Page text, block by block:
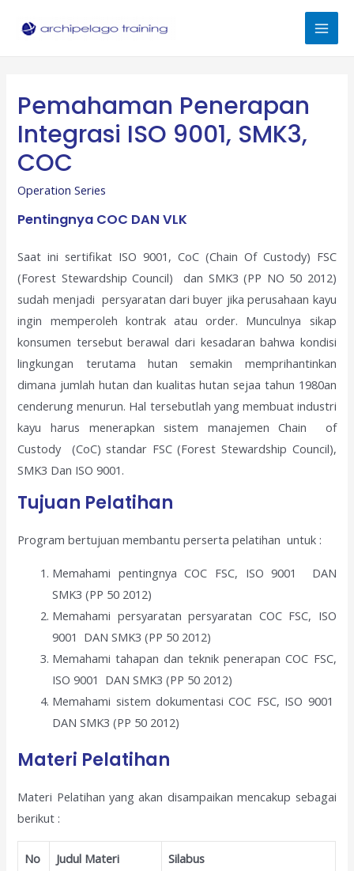
Pemahaman Penerapan
Integrasi ISO 9001, SMK3,
COC
Operation Series
Pentingnya COC DAN VLK
Saat ini sertifikat ISO 9001, CoC (Chain Of Custody) FSC
(Forest Stewardship Council) dan SMK3 (PP NO 50 2012)
sudah menjadi persyaratan dari buyer jika perusahaan kayu
ingin memperoleh kontrak atau order. Munculnya sikap
konsumen tersebut berawal dari kesadaran bahwa kondisi
lingkungan terutama hutan semakin memprihantinkan
dimana jumlah hutan dan kualitas hutan sejaa tahun 1980an
cenderung menurun. Hal tersebutlah yang membuat industri
kayu harus menerapkan sistem manajemen Chain of
Custody (CoC) standar FSC (Forest Stewardship Council),
SMK3 Dan ISO 9001.
Tujuan Pelatihan
Program bertujuan membantu perserta pelatihan untuk :
Memahami pentingnya COC FSC, ISO 9001 DAN
SMK3 (PP 50 2012)
Memahami persyaratan persyaratan COC FSC, ISO
9001 DAN SMK3 (PP 50 2012)
Memahami tahapan dan teknik penerapan COC FSC,
ISO 9001 DAN SMK3 (PP 50 2012)
Memahami sistem dokumentasi COC FSC, ISO 9001
DAN SMK3 (PP 50 2012)
Materi Pelatihan
Materi Pelatihan yang akan disampaikan mencakup sebagai
berikut :
No Judul Materi Silabus